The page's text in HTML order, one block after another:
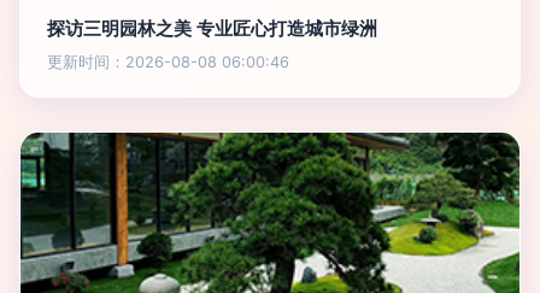
探访三明园林之美 专业匠心打造城市绿洲
更新时间：2026-08-08 06:00:46